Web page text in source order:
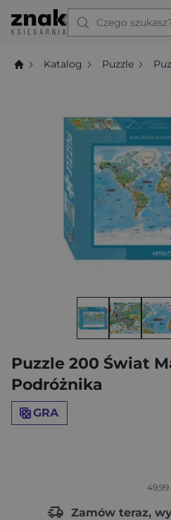
Czego
Katalog Puzzle
Puzzle 200 Świat
Podróżnika
GRA
49,99
Zamów teraz,